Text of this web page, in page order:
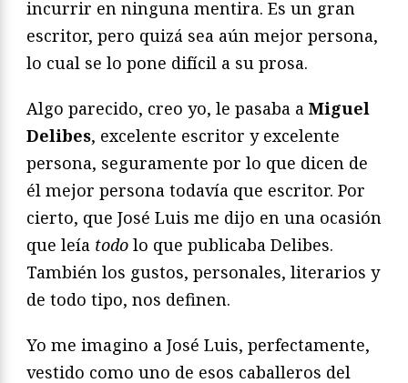
incurrir en ninguna mentira. Es un gran
escritor, pero quizá sea aún mejor persona,
lo cual se lo pone difícil a su prosa.
Algo parecido, creo yo, le pasaba a Miguel
Delibes, excelente escritor y excelente
persona, seguramente por lo que dicen de
él mejor persona todavía que escritor. Por
cierto, que José Luis me dijo en una ocasión
que leía todo lo que publicaba Delibes.
También los gustos, personales, literarios y
de todo tipo, nos definen.
Yo me imagino a José Luis, perfectamente,
vestido como uno de esos caballeros del